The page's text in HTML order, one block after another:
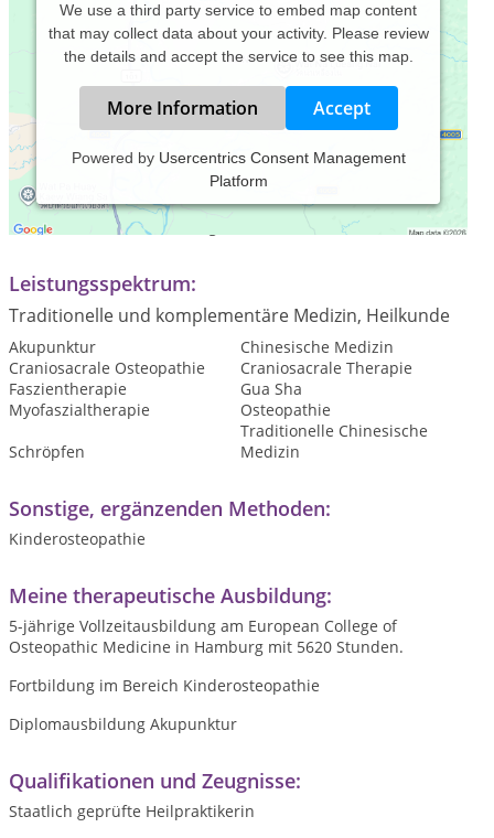
We use a third party service to embed map content
that may collect data about your activity. Please review
the details and accept the service to see this map.
More Information Accept
Powered by Usercentrics Consent Management
Platform
Praxiszeiten:
Termine nach Vereinbarung
Leistungsspektrum:
Traditionelle und komplementäre Medizin, Heilkunde
Akupunktur
Chinesische Medizin
Craniosacrale Osteopathie
Craniosacrale Therapie
Faszientherapie
Gua Sha
Myofaszialtherapie
Osteopathie
Schröpfen
Traditionelle Chinesische
Medizin
Sonstige, ergänzenden Methoden:
Kinderosteopathie
Meine therapeutische Ausbildung:
5-jährige Vollzeitausbildung am European College of
Osteopathic Medicine in Hamburg mit 5620 Stunden.
Fortbildung im Bereich Kinderosteopathie
Diplomausbildung Akupunktur
Qualifikationen und Zeugnisse:
Staatlich geprüfte Heilpraktikerin